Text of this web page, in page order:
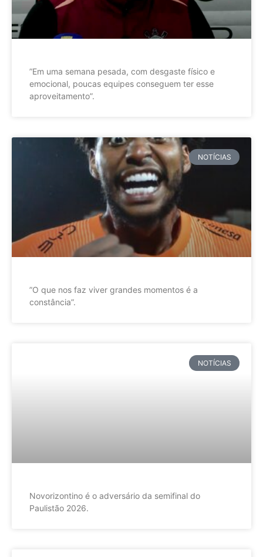
”Em uma semana pesada, com desgaste físico e
emocional, poucas equipes conseguem ter esse
aproveitamento”.
NOTÍCIAS
”O que nos faz viver grandes momentos é a
constância”.
NOTÍCIAS
Novorizontino é o adversário da semifinal do
Paulistão 2026.